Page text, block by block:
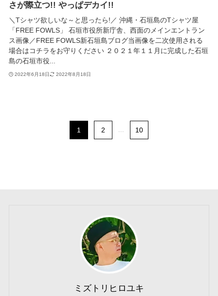
さが際立つ!! やっぱデカイ!!
＼Tシャツ欲しいな～と思ったら!／ 沖縄・石垣島のTシャツ屋
「FREE FOWLS」 石垣市役所新庁舎、西面のメインエントラン
ス画像／FREE FOWLS新石垣島ブログ当画像を二次使用される
場合はコチラをお守りください ２０２１年１１月に完成した石垣
島の石垣市役...
2022年6月18日 2022年8月18日
1 2 ... 10
ミズトリヒロユキ